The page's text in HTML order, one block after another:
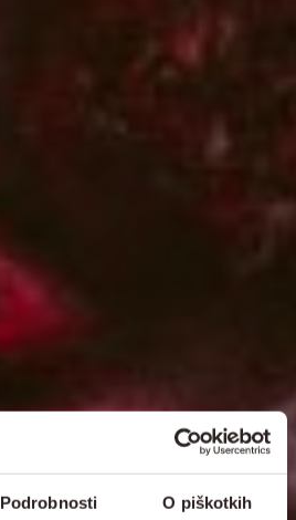
Podrobnosti O piškotkih